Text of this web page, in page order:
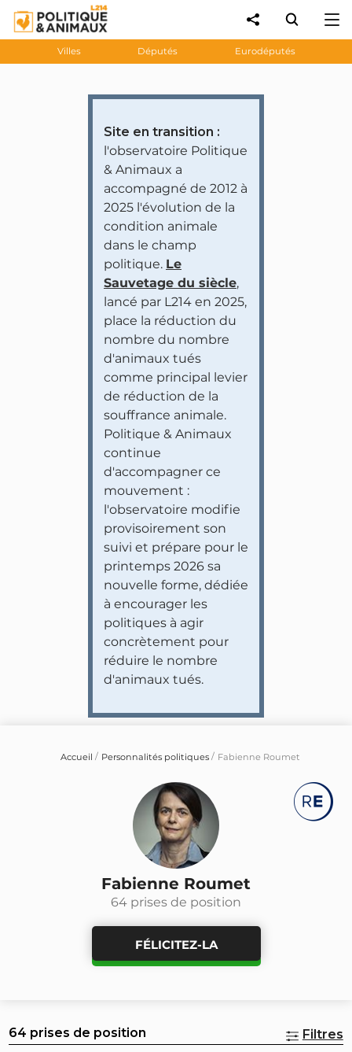
Villes Députés Eurodéputés
Site en transition :
l'observatoire Politique
& Animaux a
accompagné de 2012 à
2025 l'évolution de la
condition animale
dans le champ
politique. Le
Sauvetage du siècle,
lancé par L214 en 2025,
place la réduction du
nombre du nombre
d'animaux tués
comme principal levier
de réduction de la
souffrance animale.
Politique & Animaux
continue
d'accompagner ce
mouvement :
l'observatoire modifie
provisoirement son
suivi et prépare pour le
printemps 2026 sa
nouvelle forme, dédiée
à encourager les
politiques à agir
concrètement pour
réduire le nombre
d'animaux tués.
Accueil Personnalités politiques Fabienne Roumet
Fabienne Roumet
64 prises de position
FÉLICITEZ-LA
64 prises de position Filtres